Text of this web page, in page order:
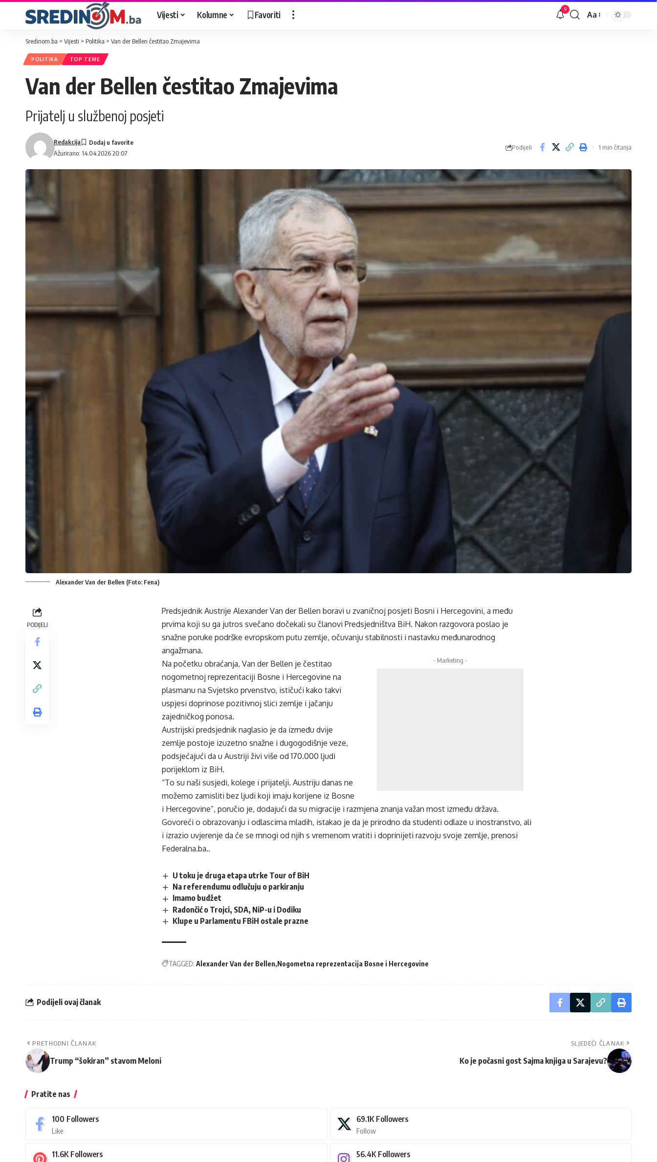
Vijesti Kolumne Favoriti 9
Veličina
Aa
Sredinom.ba > Vijesti > Politika > Van der Bellen čestitao Zmajevima
POLITIKA TOP TEME
Van der Bellen čestitao Zmajevima
Prijatelj u službenoj posjeti
Ažurirano: 14.04.2026 20:07
Redakcija
Podijeli 1 min čitanja
Alexander Van der Bellen (Foto: Fena)
PODIJELI
Predsjednik Austrije Alexander Van der Bellen boravi u zvaničnoj posjeti Bosni i Hercegovini, a među
prvima koji su ga jutros svečano dočekali su članovi Predsjedništva BiH. Nakon razgovora poslao je
snažne poruke podrške evropskom putu zemlje, očuvanju stabilnosti i nastavku međunarodnog
angažmana.
- Marketing -
Na početku obraćanja, Van der Bellen je čestitao
nogometnoj reprezentaciji Bosne i Hercegovine na
plasmanu na Svjetsko prvenstvo, ističući kako takvi
uspjesi doprinose pozitivnoj slici zemlje i jačanju
zajedničkog ponosa.
Austrijski predsjednik naglasio je da između dvije
zemlje postoje izuzetno snažne i dugogodišnje veze,
podsjećajući da u Austriji živi više od 170.000 ljudi
porijeklom iz BiH.
“To su naši susjedi, kolege i prijatelji. Austriju danas ne
možemo zamisliti bez ljudi koji imaju korijene iz Bosne
i Hercegovine”, poručio je, dodajući da su migracije i razmjena znanja važan most između država.
Govoreći o obrazovanju i odlascima mladih, istakao je da je prirodno da studenti odlaze u inostranstvo, ali
i izrazio uvjerenje da će se mnogi od njih s vremenom vratiti i doprinijeti razvoju svoje zemlje, prenosi
Federalna.ba..
U toku je druga etapa utrke Tour of BiH
Na referendumu odlučuju o parkiranju
Imamo budžet
Radončić o Trojci, SDA, NiP-u i Dodiku
Klupe u Parlamentu FBiH ostale prazne
TAGGED: Alexander Van der Bellen Nogometna reprezentacija Bosne i Hercegovine
Podijeli ovaj članak
PRETHODNI ČLANAK
Trump “šokiran” stavom Meloni
SLJEDEĆI ČLANAK
Ko je počasni gost Sajma knjiga u Sarajevu?
Pratite nas
100 Followers
Like
69.1K Followers
Follow
11.6K Followers 56.4K Followers